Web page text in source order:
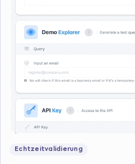
Echtzeitvalidierung